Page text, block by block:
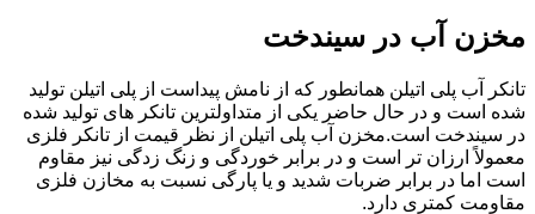
مخزن آب در سیندخت
تانکر آب پلی اتیلن همانطور که از نامش پیداست از پلی اتیلن تولید
شده است و در حال حاضر یکی از متداولترین تانکر های تولید شده
در سیندخت است.مخزن آب پلی اتیلن از نظر قیمت از تانکر فلزی
معمولاً ارزان تر است و در برابر خوردگی و زنگ زدگی نیز مقاوم
است اما در برابر ضربات شدید و یا پارگی نسبت به مخازن فلزی
مقاومت کمتری دارد.